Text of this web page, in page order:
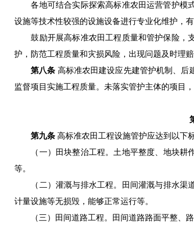
各地可结合实际探索高标准农田运营管护模
设施等技术性较强的设施设备进行专业化维护，
鼓励开展高标准农田工程质量和管护保险，
护，防范工程质量和灾损风险，出现问题及时理赔
第八条 高标准农田建设应先建管护机制、后
监督项目实施工程质量。未落实管护主体的项目
第九条 高标准农田工程设施管护应达到以下
（一） 田块整治工程。 土地平整度、地块耕
等。
（ 二 ） 灌溉与排水工程。 田间灌溉与排水渠
计量设施等无损毁，能够正常运行等。
（三） 田间道路工程。 田间道路路面平整、